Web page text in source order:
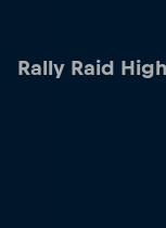
Rally Raid